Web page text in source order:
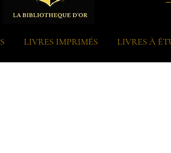
LIVRES IMPRIMÉS LIVRES À